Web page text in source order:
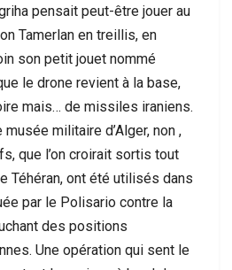
pensait peut-être jouer au
Tamerlan en treillis, en
son petit jouet nommé
le drone revient à la base,
mais… de missiles iraniens.
militaire d’Alger, non ,
que l’on croirait sortis tout
Téhéran, ont été utilisés dans
par le Polisario contre la
des positions
Une opération qui sent le